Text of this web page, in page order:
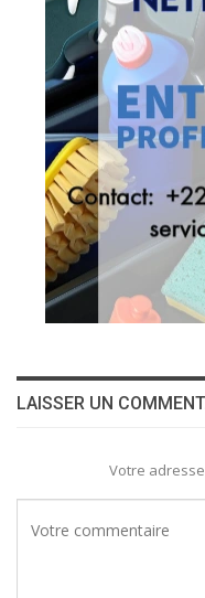
LAISSER UN
Votre